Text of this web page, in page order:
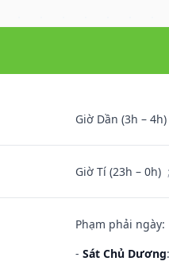
Giờ Dần (3h – 4h)
Giờ Tí (23h – 0h) ;
Phạm phải ngày:
- Sát Chủ Dương